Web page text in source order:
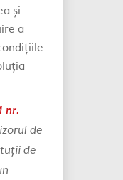
și
a
nr.
de
de